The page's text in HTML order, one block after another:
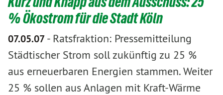
% Ökostrom für die Stadt Köln
07.05.07- Ratsfraktion: Pressemitteilung
Städtischer Strom soll zukünftig zu 25 %
aus erneuerbaren Energien stammen. Weiter
25 % sollen aus Anlagen mit Kraft-Wärme